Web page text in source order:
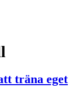
träna eget